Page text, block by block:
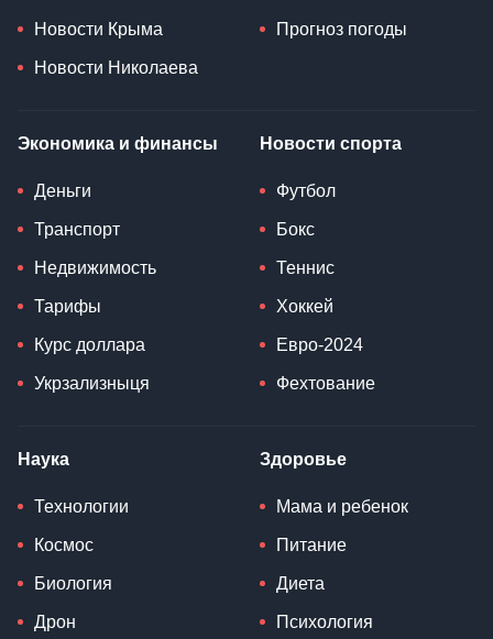
Новости Крыма
Новости Николаева
Прогноз погоды
Экономика и финансы
Деньги
Транспорт
Недвижимость
Тарифы
Курс доллара
Укрзализныця
Новости спорта
Футбол
Бокс
Теннис
Хоккей
Евро-2024
Фехтование
Наука
Технологии
Космос
Биология
Дрон
Здоровье
Мама и ребенок
Питание
Диета
Психология